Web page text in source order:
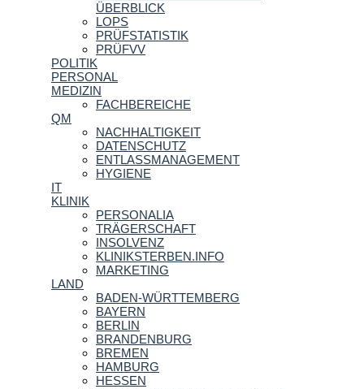
ÜBERBLICK
LOPS
PRÜFSTATISTIK
PRÜFVV
POLITIK
PERSONAL
MEDIZIN
FACHBEREICHE
QM
NACHHALTIGKEIT
DATENSCHUTZ
ENTLASSMANAGEMENT
HYGIENE
IT
KLINIK
PERSONALIA
TRÄGERSCHAFT
INSOLVENZ
KLINIKSTERBEN.INFO
MARKETING
LAND
BADEN-WÜRTTEMBERG
BAYERN
BERLIN
BRANDENBURG
BREMEN
HAMBURG
HESSEN